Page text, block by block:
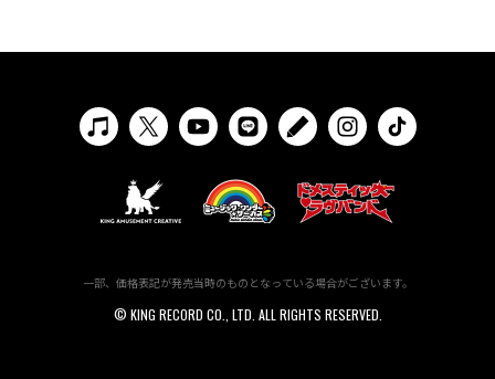
一部、価格表記が発売当時のものとなっている場合がございます。
© KING RECORD CO., LTD. ALL RIGHTS RESERVED.